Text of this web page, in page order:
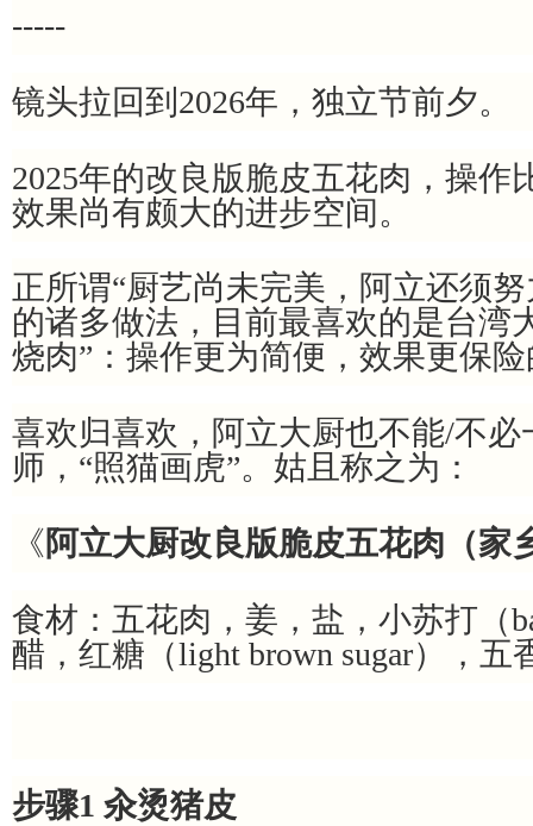
-----
镜头拉回到2026年，独立节前夕。
2025年的改良版脆皮五花肉，操作
效果尚有颇大的进步空间。
正所谓“厨艺尚未完美，阿立还须
的诸多做法，目前最喜欢的是台湾
烧肉”：操作更为简便，效果更保
喜欢归喜欢，阿立大厨也不能/不必
师，“照猫画虎”。姑且称之为：
《阿立大厨改良版脆皮五花肉（家
食材：五花肉，姜，盐，小苏打（
醋，红糖（light brown sugar），五
步骤1 汆烫猪皮